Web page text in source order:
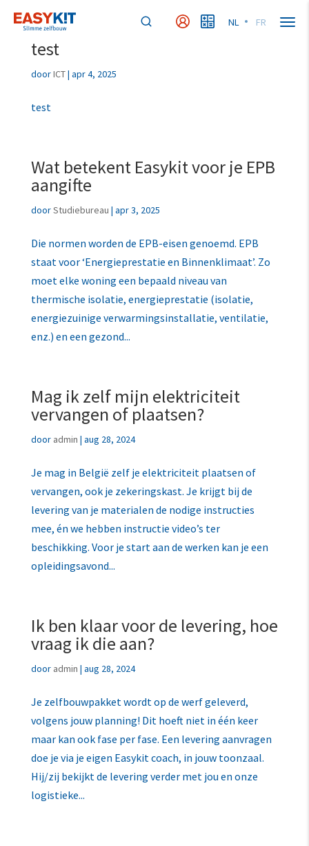
MyEasykitMyBudget
NL FR
test
doorICT| apr 4, 2025
test
Wat betekent Easykit voor je EPB
aangifte
doorStudiebureau | apr 3, 2025
Die normen worden de EPB-eisen genoemd. EPB
staat voor ‘Energieprestatie en Binnenklimaat’. Zo
moet elke woning een bepaald niveau van
thermische isolatie, energieprestatie (isolatie,
energiezuinige verwarmingsinstallatie, ventilatie,
enz.) en een gezond...
Mag ik zelf mijn elektriciteit
vervangen of plaatsen?
door admin | aug 28, 2024
Je mag in België zelf je elektriciteit plaatsen of
vervangen, ook je zekeringskast. Je krijgt bij de
levering van je materialen de nodige instructies
mee, én we hebben instructie video’s ter
beschikking. Voor je start aan de werken kan je een
opleidingsavond...
Ik ben klaar voor de levering, hoe
vraag ik die aan?
door admin | aug 28, 2024
Je zelfbouwpakket wordt op de werf geleverd,
volgens jouw planning! Dit hoeft niet in één keer
maar kan ook fase per fase. Een levering aanvragen
doe je via je eigen Easykit coach, in jouw toonzaal.
Hij/zij bekijkt de levering verder met jou en onze
logistieke...